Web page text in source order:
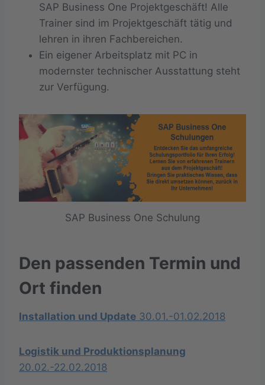
SAP Business One Projektgeschäft! Alle
Trainer sind im Projektgeschäft tätig und
lehren in ihren Fachbereichen.
Ein eigener Arbeitsplatz mit PC in
modernster technischer Ausstattung steht
zur Verfügung.
SAP Business One Schulung
Den passenden Termin und
Ort finden
Installation und Update 30.01.-01.02.2018
Logistik und Produktionsplanung
20.02.-22.02.2018